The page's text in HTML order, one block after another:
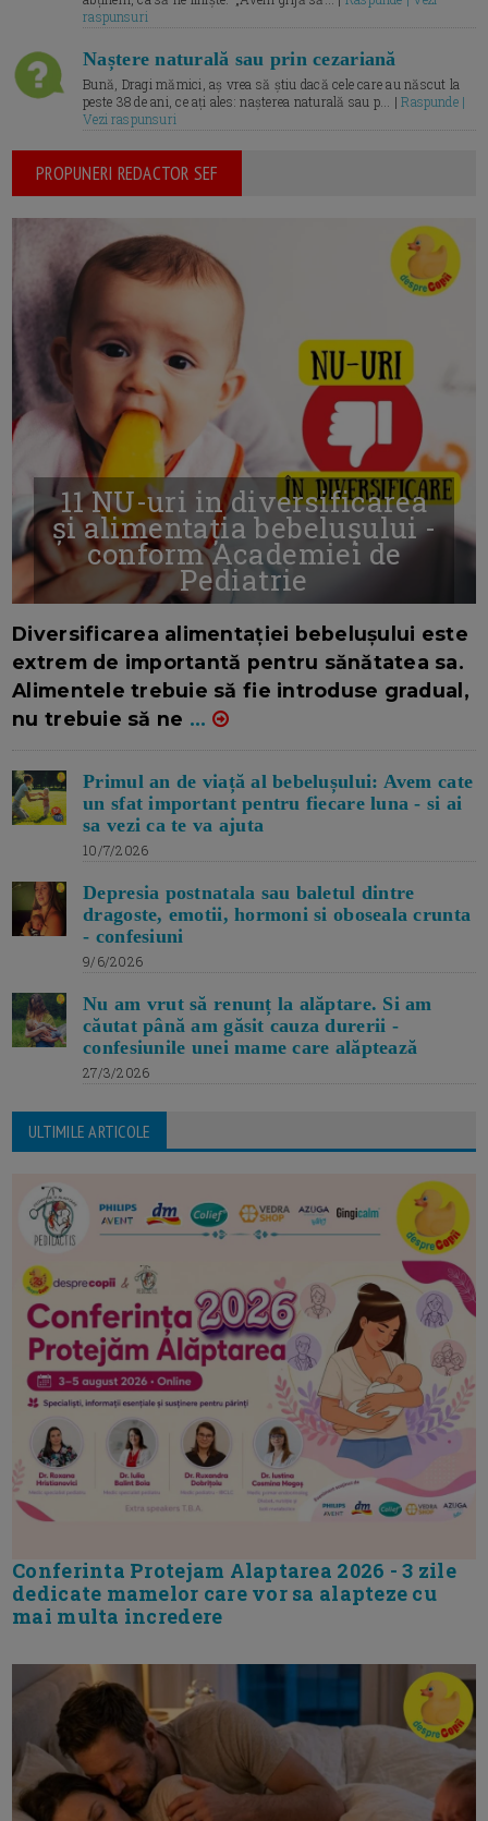
raspunsuri
Naștere naturală sau prin cezariană
Bună, Dragi mămici, aș vrea să știu dacă cele care au născut la
peste 38 de ani, ce ați ales: nașterea naturală sau p... |Raspunde |
Vezi raspunsuri
PROPUNERI REDACTOR SEF
11 NU-uri in diversificarea
și alimentația bebelușului -
conform Academiei de
Pediatrie
Diversificarea alimentației bebelușului este
extrem de importantă pentru sănătatea sa.
Alimentele trebuie să fie introduse gradual,
nu trebuie să ne ...
Primul an de viață al bebelușului: Avem cate
un sfat important pentru fiecare luna - si ai
sa vezi ca te va ajuta
10/7/2026
Depresia postnatala sau baletul dintre
dragoste, emotii, hormoni si oboseala crunta
- confesiuni
9/6/2026
Nu am vrut să renunț la alăptare. Si am
căutat până am găsit cauza durerii -
confesiunile unei mame care alăptează
27/3/2026
ULTIMILE ARTICOLE
Conferinta Protejam Alaptarea 2026 - 3 zile
dedicate mamelor care vor sa alapteze cu
mai multa incredere